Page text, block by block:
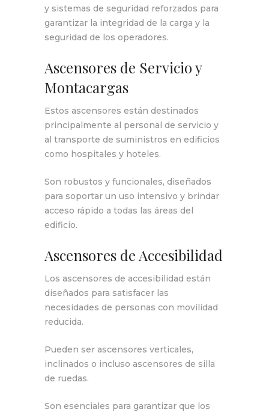
y sistemas de seguridad reforzados para
garantizar la integridad de la carga y la
seguridad de los operadores.
Ascensores de Servicio y
Montacargas
Estos ascensores están destinados
principalmente al personal de servicio y
al transporte de suministros en edificios
como hospitales y hoteles.
Son robustos y funcionales, diseñados
para soportar un uso intensivo y brindar
acceso rápido a todas las áreas del
edificio.
Ascensores de Accesibilidad
Los ascensores de accesibilidad están
diseñados para satisfacer las
necesidades de personas con movilidad
reducida.
Pueden ser ascensores verticales,
inclinados o incluso ascensores de silla
de ruedas.
Son esenciales para garantizar que los